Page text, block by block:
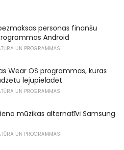
personas finanšu
Android
UN PROGRAMMAS
Wear OS programmas, kuras
lejupielādēt
UN PROGRAMMAS
mūzikas alternatīvi Samsung
UN PROGRAMMAS